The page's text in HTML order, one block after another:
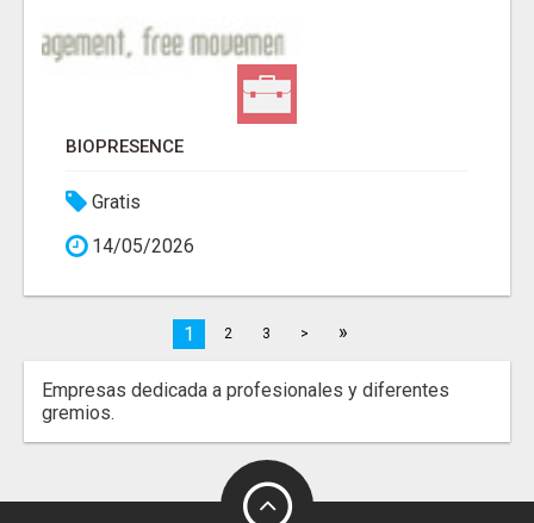
BIOPRESENCE
Gratis
14/05/2026
1 2 3 > »
Empresas dedicada a profesionales y diferentes
gremios.